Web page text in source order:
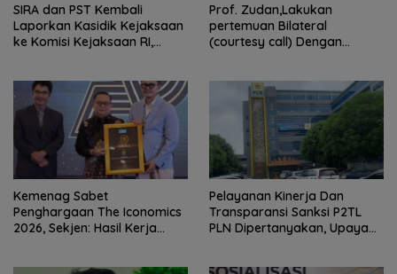
SIRA dan PST Kembali
Laporkan Kasidik Kejaksaan
ke Komisi Kejaksaan RI,
Penanganan Kasus Irigasi Air
Lemutu
Prof. Zudan,Lakukan
pertemuan Bilateral
(courtesy call) Dengan
Siapkan Indonesia Jadi Pusat
Kolaborasi ASN ASEAN
Kemenag Sabet
Penghargaan The Iconomics
2026, Sekjen: Hasil Kerja
Pelayanan Kinerja Dan
Transparansi Sanksi P2TL
PLN Dipertanyakan, Upaya